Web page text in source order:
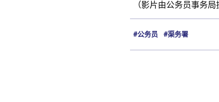
（影片由公务员事务
#公务员 #渠务署